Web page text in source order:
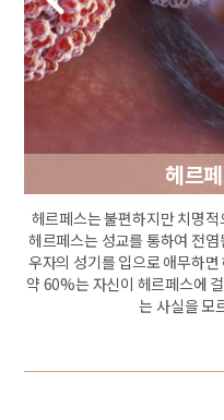
헤르
헤르페스는 불편하지만 치명
헤르페스는 성교를 통하여 전
우자의 성기를 입으로 애무하
약 60%는 자신이 헤르페스에
는 사실을 모